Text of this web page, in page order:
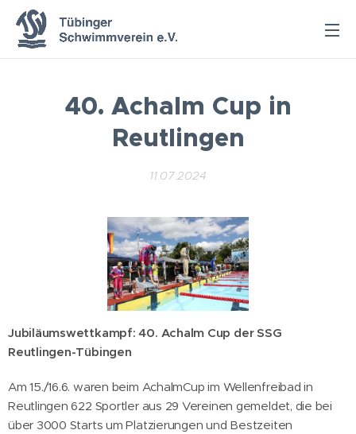
40. Achalm Cup in
Reutlingen
11.07.2024
Jubiläumswettkampf: 40. Achalm Cup der SSG
Reutlingen-Tübingen
Am 15./16.6. waren beim AchalmCup im Wellenfreibad in
Reutlingen 622 Sportler aus 29 Vereinen gemeldet, die bei
über 3000 Starts um Platzierungen und Bestzeiten